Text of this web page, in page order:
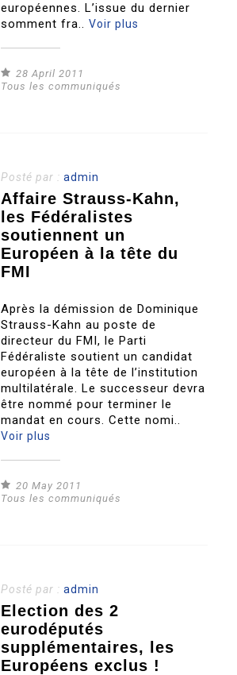
européennes. L’issue du dernier
somment fra..Voir plus
28 April 2011
Tous les communiqués
Posté par :admin
Affaire Strauss-Kahn,
les Fédéralistes
soutiennent un
Européen à la tête du
FMI
Après la démission de Dominique
Strauss-Kahn au poste de
directeur du FMI, le Parti
Fédéraliste soutient un candidat
européen à la tête de l’institution
multilatérale. Le successeur devra
être nommé pour terminer le
mandat en cours. Cette nomi..
Voir plus
20 May 2011
Tous les communiqués
Posté par :admin
Election des 2
eurodéputés
supplémentaires, les
Européens exclus !